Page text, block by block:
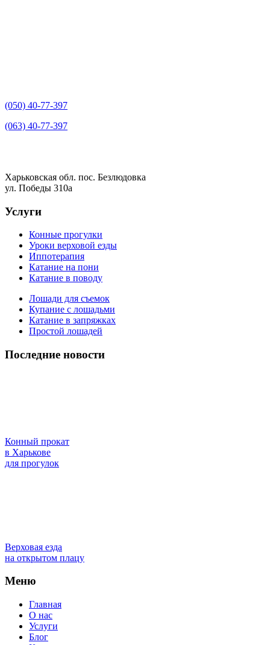
(050) 40-77-397
(063) 40-77-397
Харьковская обл. пос. Безлюдовка
ул. Победы 310а
Услуги
Конные прогулки
Уроки верховой езды
Иппотерапия
Катание на пони
Катание в поводу
Лошади для съемок
Купание с лошадьми
Катание в запряжках
Простой лошадей
Последние новости
Конный прокат
в Харькове
для прогулок
Верховая езда
на открытом плацу
Меню
Главная
О нас
Услуги
Блог